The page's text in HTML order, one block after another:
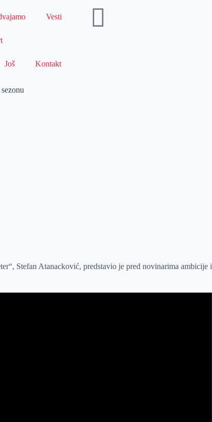
Vesti
Još Kontakt
Stefan Atanacković, predstavio je pred novinarima ambicije i